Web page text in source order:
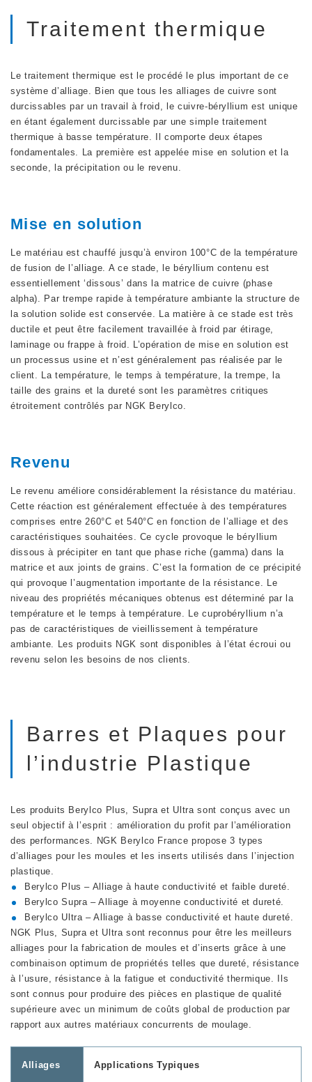
Traitement thermique
Le traitement thermique est le procédé le plus important de ce
système d’alliage. Bien que tous les alliages de cuivre sont
durcissables par un travail à froid, le cuivre-béryllium est unique
en étant également durcissable par une simple traitement
thermique à basse température. Il comporte deux étapes
fondamentales. La première est appelée mise en solution et la
seconde, la précipitation ou le revenu.
Mise en solution
Le matériau est chauffé jusqu’à environ 100°C de la température
de fusion de l’alliage. A ce stade, le béryllium contenu est
essentiellement ‘dissous’ dans la matrice de cuivre (phase
alpha). Par trempe rapide à température ambiante la structure de
la solution solide est conservée. La matière à ce stade est très
ductile et peut être facilement travaillée à froid par étirage,
laminage ou frappe à froid. L’opération de mise en solution est
un processus usine et n’est généralement pas réalisée par le
client. La température, le temps à température, la trempe, la
taille des grains et la dureté sont les paramètres critiques
étroitement contrôlés par NGK Berylco.
Revenu
Le revenu améliore considérablement la résistance du matériau.
Cette réaction est généralement effectuée à des températures
comprises entre 260°C et 540°C en fonction de l’alliage et des
caractéristiques souhaitées. Ce cycle provoque le béryllium
dissous à précipiter en tant que phase riche (gamma) dans la
matrice et aux joints de grains. C’est la formation de ce précipité
qui provoque l’augmentation importante de la résistance. Le
niveau des propriétés mécaniques obtenus est déterminé par la
température et le temps à température. Le cuprobéryllium n’a
pas de caractéristiques de vieillissement à température
ambiante. Les produits NGK sont disponibles à l’état écroui ou
revenu selon les besoins de nos clients.
Barres et Plaques pour
l’industrie Plastique
Les produits Berylco Plus, Supra et Ultra sont conçus avec un
seul objectif à l’esprit : amélioration du profit par l’amélioration
des performances. NGK Berylco France propose 3 types
d’alliages pour les moules et les inserts utilisés dans l’injection
plastique.
Berylco Plus – Alliage à haute conductivité et faible dureté.
Berylco Supra – Alliage à moyenne conductivité et dureté.
Berylco Ultra – Alliage à basse conductivité et haute dureté.
NGK Plus, Supra et Ultra sont reconnus pour être les meilleurs
alliages pour la fabrication de moules et d’inserts grâce à une
combinaison optimum de propriétés telles que dureté, résistance
à l’usure, résistance à la fatigue et conductivité thermique. Ils
sont connus pour produire des pièces en plastique de qualité
supérieure avec un minimum de coûts global de production par
rapport aux autres matériaux concurrents de moulage.
Alliages Applications Typiques